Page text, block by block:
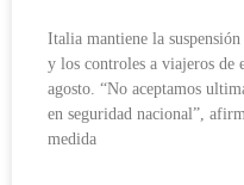
Italia mantiene la
y los controles a viajeros de
agosto. “No aceptamos
en seguridad nacional”,
medida